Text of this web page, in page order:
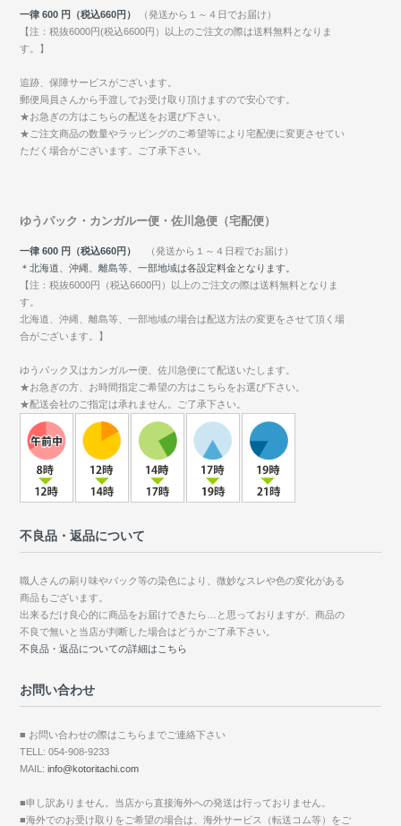
一律 600 円（税込660円）
（発送から１～４日でお届け）
【注：税抜6000円(税込6600円）以上のご注文の際は送料無料となりま
す。】
追跡、保障サービスがございます。
郵便局員さんから手渡しでお受け取り頂けますので安心です。
★お急ぎの方はこちらの配送をお選び下さい。
★ご注文商品の数量やラッピングのご希望等により宅配便に変更させてい
ただく場合がございます。ご了承下さい。
ゆうパック・カンガルー便・佐川急便（宅配便）
一律 600 円（税込660円）
（発送から１～４日程でお届け）
＊北海道、沖縄、離島等、一部地域は各設定料金となります。
【注：税抜6000円（税込6600円）以上のご注文の際は送料無料となりま
す。
北海道、沖縄、離島等、一部地域の場合は配送方法の変更をさせて頂く場
合がございます。】
ゆうパック又はカンガルー便、佐川急便にて配送いたします。
★お急ぎの方、お時間指定ご希望の方はこちらをお選び下さい。
★配送会社のご指定は承れません。ご了承下さい。
不良品・返品について
職人さんの刷り味やバック等の染色により、微妙なスレや色の変化がある
商品もございます。
出来るだけ良心的に商品をお届けできたら…と思っておりますが、商品の
不良で無いと当店が判断した場合はどうかご了承下さい。
不良品・返品についての詳細はこちら
お問い合わせ
■ お問い合わせの際はこちらまでご連絡下さい
TELL: 054-908-9233
MAIL:info@kotoritachi.com
■申し訳ありません。当店から直接海外への発送は行っておりません。
■海外でのお受け取りをご希望の場合は、海外サービス（転送コム等）をご